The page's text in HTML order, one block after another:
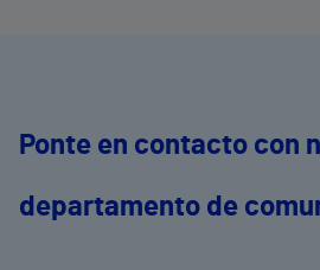
Ponte en contacto con
departamento de